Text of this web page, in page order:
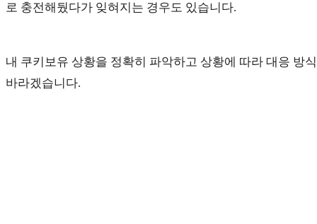
로 충전해뒀다가 잊혀지는 경우도 있습니다.
내 쿠키보유 상황을 정확히 파악하고 상황에 따라 대응 방
바라겠습니다.